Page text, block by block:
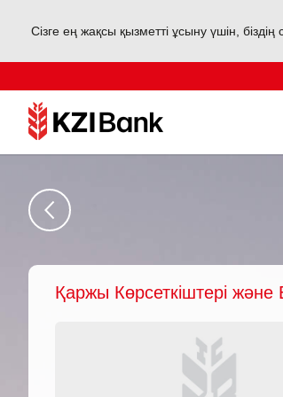
Сізге ең жақсы қызметті ұсыну үшін,
Қаржы Көрсеткіштері және